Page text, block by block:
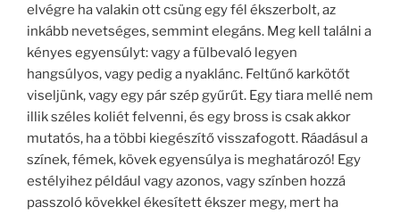
elvégre ha valakin ott csüng egy fél ékszerbolt, az
inkább nevetséges, semmint elegáns. Meg kell találni a
kényes egyensúlyt: vagy a fülbevaló legyen
hangsúlyos, vagy pedig a nyaklánc. Feltűnő karkötőt
viseljünk, vagy egy pár szép gyűrűt. Egy tiara mellé nem
illik széles koliét felvenni, és egy bross is csak akkor
mutatós, ha a többi kiegészítő visszafogott. Ráadásul a
színek, fémek, kövek egyensúlya is meghatározó! Egy
estélyihez például vagy azonos, vagy színben hozzá
passzoló kövekkel ékesített ékszer megy, mert ha